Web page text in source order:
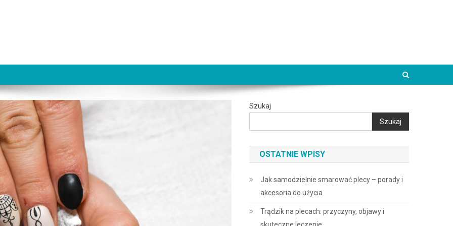
Szukaj
Szukaj
OSTATNIE WPISY
Jak samodzielnie smarować plecy – porady i
akcesoria do użycia
Trądzik na plecach: przyczyny, objawy i